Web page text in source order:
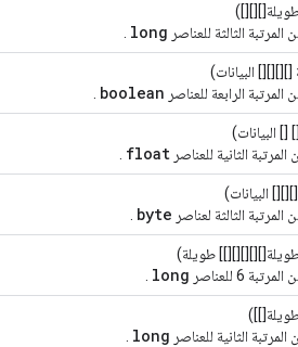
طويلة[][][])
الثالثة للعناصر long
البيانات)
الرابعة للعناصر boolean
[] البيانات)
الثانية للعناصر float
البيانات)
الثالثة لعناصر byte
طويلة[][][][][]] طويلة)
6 للعناصر
long
طويلة[]])
الثانية للعناصر long